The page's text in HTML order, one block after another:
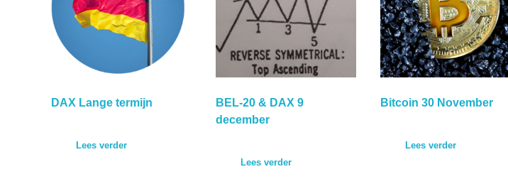
DAX Lange termijn
Lees verder
BEL-20 & DAX 9
december
Lees verder
Bitcoin 30 November
Lees verder